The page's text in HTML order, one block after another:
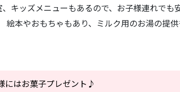
キッズメニューもあるので、お子様連れでも
絵本やおもちゃもあり、ミルク用のお湯の提供
にはお菓子プレゼント♪